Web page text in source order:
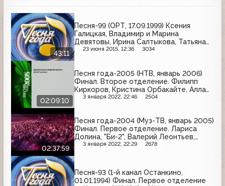
43:11
Песня-99 (ОРТ, 17.09.1999) Ксения
Галицкая, Владимир и Марина
Девятовы, Ирина Салтыкова, Татьяна
Овсиенко, Олег Газманов, Лайма
23 июня 2015, 12:36 3034
02:09:10
Песня года-2005 (НТВ, январь 2006)
Финал. Второе отделение. Филипп
Киркоров, Кристина Орбакайте, Алла
Пугачева, "Сябры" и др.
3 января 2022, 22:46 2504
02:37:59
Песня года-2004 (Муз-ТВ, январь 2005)
Финал. Первое отделение. Лариса
Долина, "Би-2", Валерий Леонтьев,
Верка Сердючка и др.
3 января 2022, 22:29 2678
Песня-93 (1-й канал Останкино,
01.01.1994) Финал. Первое отделение